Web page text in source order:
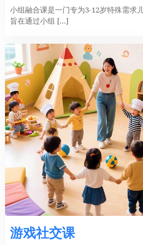
小组融合课是一门专为3-12岁特殊需求
旨在通过小组 […]
游戏社交课